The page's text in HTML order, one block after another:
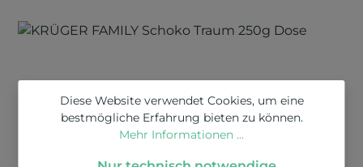
Diese Website verwendet Cookies, um eine
bestmögliche Erfahrung bieten zu können.
Mehr Informationen ...